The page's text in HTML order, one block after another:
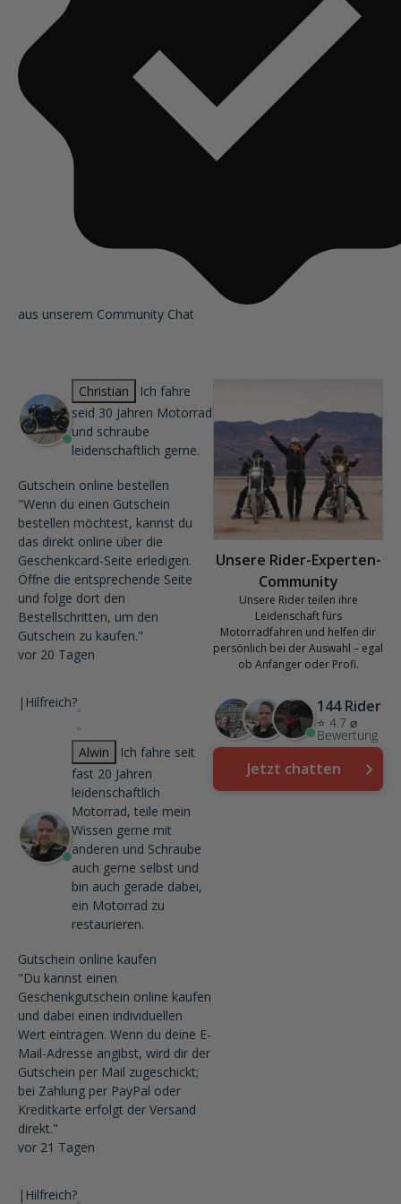
aus unserem Community Chat
Christian
Ich fahre
seid 30 Jahren Motorrad
und schraube
leidenschaftlich gerne.
Gutschein online bestellen
"Wenn du einen Gutschein
bestellen möchtest, kannst du
das direkt online über die
Geschenkcard-Seite erledigen.
Öffne die entsprechende Seite
und folge dort den
Bestellschritten, um den
Gutschein zu kaufen."
vor 20 Tagen
| Hilfreich?
Alwin
Ich fahre seit
fast 20 Jahren
leidenschaftlich
Motorrad, teile mein
Wissen gerne mit
anderen und Schraube
auch gerne selbst und
bin auch gerade dabei,
ein Motorrad zu
restaurieren.
Gutschein online kaufen
"Du kannst einen
Geschenkgutschein online kaufen
und dabei einen individuellen
Wert eintragen. Wenn du deine E-
Mail-Adresse angibst, wird dir der
Gutschein per Mail zugeschickt;
bei Zahlung per PayPal oder
Kreditkarte erfolgt der Versand
direkt."
vor 21 Tagen
| Hilfreich?
Unsere Rider-Experten-
Community
Unsere Rider teilen ihre
Leidenschaft fürs
Motorradfahren und helfen dir
persönlich bei der Auswahl – egal
ob Anfänger oder Profi.
144 Rider
⭐ 4.7 ⌀
Bewertung
Jetzt chatten